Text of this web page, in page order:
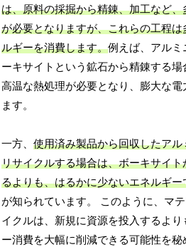
は、原料の採掘から精錬、加工など、
が必要となりますが、これらの工程は
ルギーを消費します。例えば、アルミ
ーキサイトという鉱石から精錬する場
高温な熱処理が必要となり、膨大な電
ます。
一方、使用済み製品から回収したアル
リサイクルする場合は、ボーキサイト
るよりも、はるかに少ないエネルギー
が知られています。 このように、マ
イクルは、新規に資源を投入するより
ー消費を大幅に削減できる可能性を秘